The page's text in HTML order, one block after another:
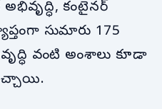
కంటైనర్
సుమారు 175
వంటి అంశాలు కూడా